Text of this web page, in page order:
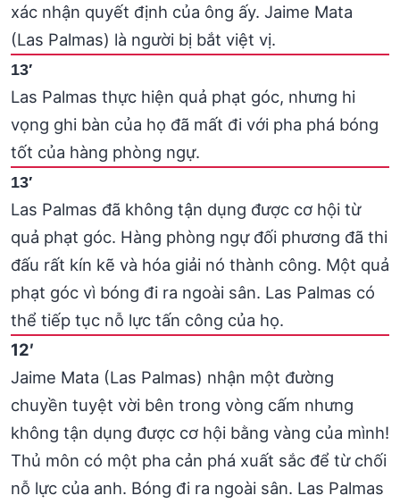
xác nhận quyết định của ông ấy. Jaime Mata
(Las Palmas) là người bị bắt việt vị.
13′
Las Palmas thực hiện quả phạt góc, nhưng hi
vọng ghi bàn của họ đã mất đi với pha phá bóng
tốt của hàng phòng ngự.
13′
Las Palmas đã không tận dụng được cơ hội từ
quả phạt góc. Hàng phòng ngự đối phương đã thi
đấu rất kín kẽ và hóa giải nó thành công. Một quả
phạt góc vì bóng đi ra ngoài sân. Las Palmas có
thể tiếp tục nỗ lực tấn công của họ.
12′
Jaime Mata (Las Palmas) nhận một đường
chuyền tuyệt vời bên trong vòng cấm nhưng
không tận dụng được cơ hội bằng vàng của mình!
Thủ môn có một pha cản phá xuất sắc để từ chối
nỗ lực của anh. Bóng đi ra ngoài sân. Las Palmas